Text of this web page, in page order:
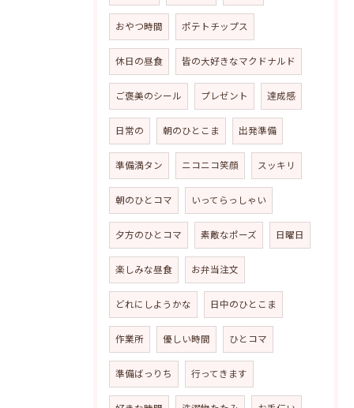
おやつ時間 ポテトチップス
休日の昼食 皆の大好きなマクドナルド
ご褒美のシール プレゼント 達成感
日常の 朝のひとこま 出発準備
準備満タン ニコニコ笑顔 スッキリ
朝のひとコマ いってらっしゃい
夕方のひとコマ 素敵なポーズ 日曜日
楽しみな昼食 お弁当注文
どれにしようかな 日中のひとこま
作業所 優しい時間 ひとコマ
準備ばっりち 行ってきます